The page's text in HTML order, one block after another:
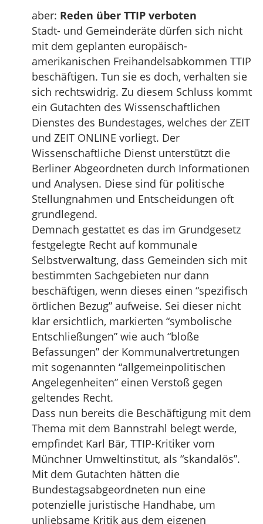
aber: Reden über TTIP verboten
Stadt- und Gemeinderäte dürfen sich nicht
mit dem geplanten europäisch-
amerikanischen Freihandelsabkommen TTIP
beschäftigen. Tun sie es doch, verhalten sie
sich rechtswidrig. Zu diesem Schluss kommt
ein Gutachten des Wissenschaftlichen
Dienstes des Bundestages, welches der ZEIT
und ZEIT ONLINE vorliegt. Der
Wissenschaftliche Dienst unterstützt die
Berliner Abgeordneten durch Informationen
und Analysen. Diese sind für politische
Stellungnahmen und Entscheidungen oft
grundlegend.
Demnach gestattet es das im Grundgesetz
festgelegte Recht auf kommunale
Selbstverwaltung, dass Gemeinden sich mit
bestimmten Sachgebieten nur dann
beschäftigen, wenn dieses einen “spezifisch
örtlichen Bezug” aufweise. Sei dieser nicht
klar ersichtlich, markierten “symbolische
Entschließungen” wie auch “bloße
Befassungen” der Kommunalvertretungen
mit sogenannten “allgemeinpolitischen
Angelegenheiten” einen Verstoß gegen
geltendes Recht.
Dass nun bereits die Beschäftigung mit dem
Thema mit dem Bannstrahl belegt werde,
empfindet Karl Bär, TTIP-Kritiker vom
Münchner Umweltinstitut, als “skandalös”.
Mit dem Gutachten hätten die
Bundestagsabgeordneten nun eine
potenzielle juristische Handhabe, um
unliebsame Kritik aus dem eigenen